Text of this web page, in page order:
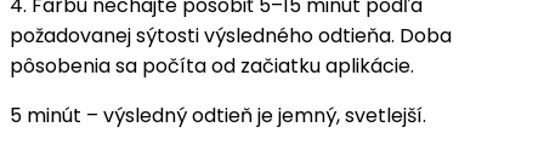
požadovanej sýtosti výsledného odtieňa. Doba
pôsobenia sa počíta od začiatku aplikácie.
5 minút – výsledný odtieň je jemný, svetlejší.